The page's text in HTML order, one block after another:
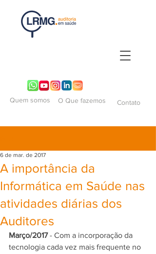
Quem somos O Que fazemos Contato
A importância da
Informática em Saúde nas
atividades diárias dos
Auditores
6 de mar. de 2017
Março/2017 - Com a incorporação da
tecnologia cada vez mais frequente no